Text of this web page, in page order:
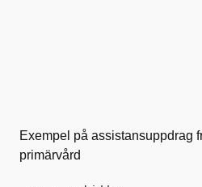
Exempel på assistansuppdrag
primärvård